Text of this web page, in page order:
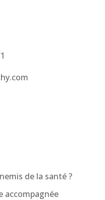
de la santé ?
accompagnée